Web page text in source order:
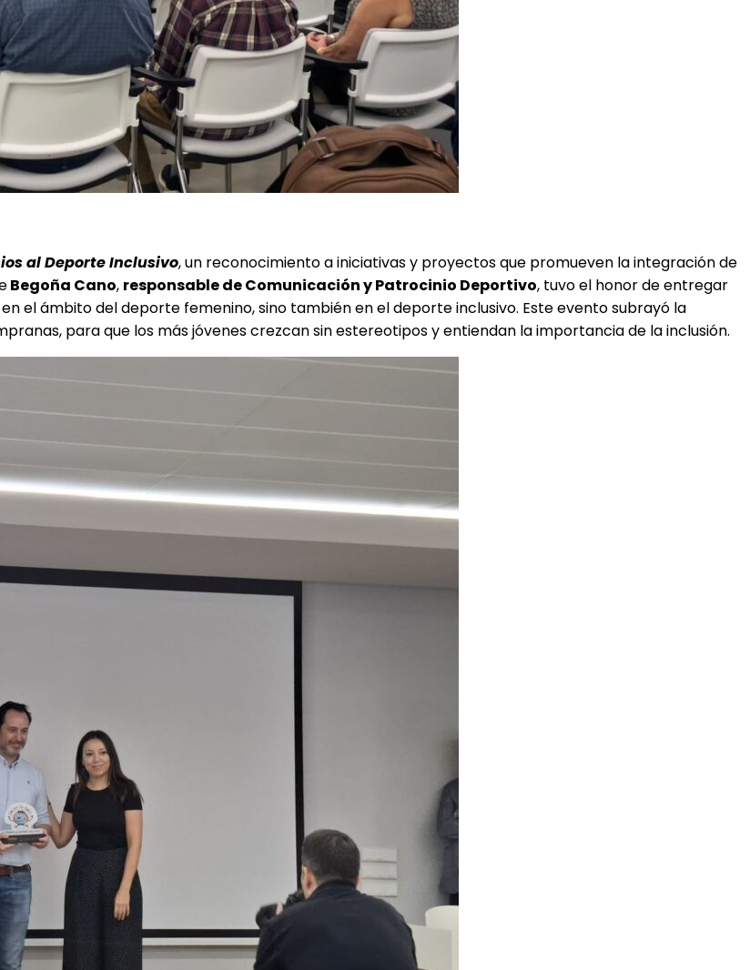
al Deporte Inclusivo, un reconocimiento a iniciativas y proyectos que promueven la integración de
Begoña Cano, responsable de Comunicación y Patrocinio Deportivo, tuvo el honor de entregar
el ámbito del deporte femenino, sino también en el deporte inclusivo. Este evento subrayó la
para que los más jóvenes crezcan sin estereotipos y entiendan la importancia de la inclusión.